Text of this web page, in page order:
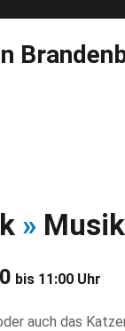
»
bis 11:00 Uhr
auch das